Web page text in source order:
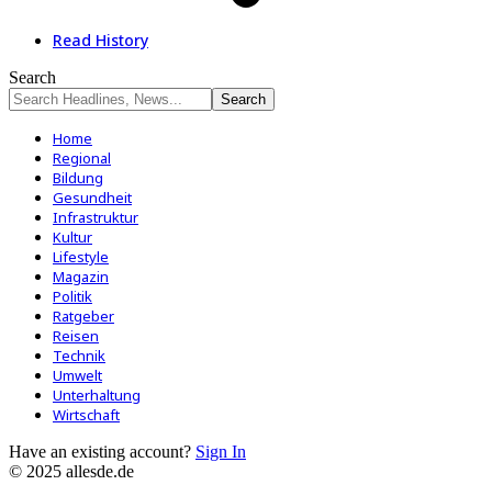
Read History
Search
Home
Regional
Bildung
Gesundheit
Infrastruktur
Kultur
Lifestyle
Magazin
Politik
Ratgeber
Reisen
Technik
Umwelt
Unterhaltung
Wirtschaft
Have an existing account? Sign In
© 2025 allesde.de